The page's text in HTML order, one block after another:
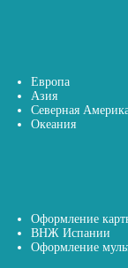
Европа
Азия
Северная
Океания
Оформление
ВНЖ Испании
Оформление